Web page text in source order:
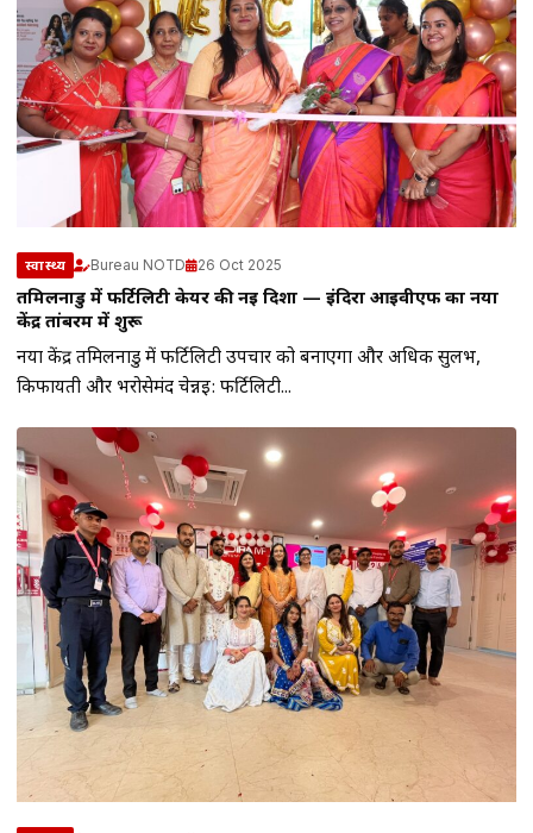
स्वास्थ्य Bureau NOTD 26 Oct 2025
तमिलनाडु में फर्टिलिटी केयर की नई दिशा — इंदिरा आईवीएफ का नया
केंद्र तांबरम में शुरू
नया केंद्र तमिलनाडु में फर्टिलिटी उपचार को बनाएगा और अधिक सुलभ,
किफायती और भरोसेमंद चेन्नई: फर्टिलिटी...